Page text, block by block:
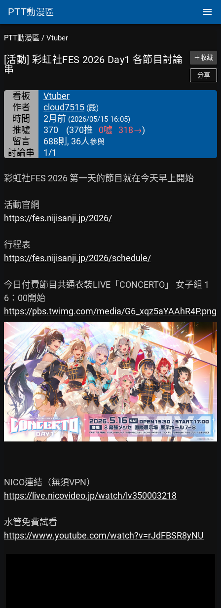
PTT動漫區
PTT動漫區 / Vtuber
[活動] 彩虹社FES 2026 Day1 各節目討論
串
＋收藏
分享
看板
Vtuber
作者
cloud7515 (殿)
時間 2月前 (2026/05/15 16:05)
推噓 370 (370推 0噓 318→)
留言
688則, 36人參與
討論串 1/1
彩虹社FES 2026 第一天的節目就在今天早上開始
https://fes.nijisanji.jp/2026/
https://fes.nijisanji.jp/2026/schedule/
今日付費節目共通衣裝LIVE「CONCERTO」 女子組 1
https://pbs.twimg.com/media/G6_xqz5aYAAhR4P.png
https://live.nicovideo.jp/watch/lv350003218
https://www.youtube.com/watch?v=rJdFBSR8yNU